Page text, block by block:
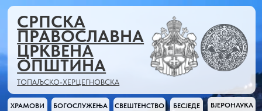
СРПСКА
ПРАВОСЛАВНА
ЦРКВЕНА
ОПШТИНА
ТОПАЉСКО-ХЕРЦЕГНОВСКА
СВЕШТЕНСТВО
ХРАМОВИ БОГОСЛУЖЕЊА БЕСЈЕДЕ ВЈЕРОНАУКА